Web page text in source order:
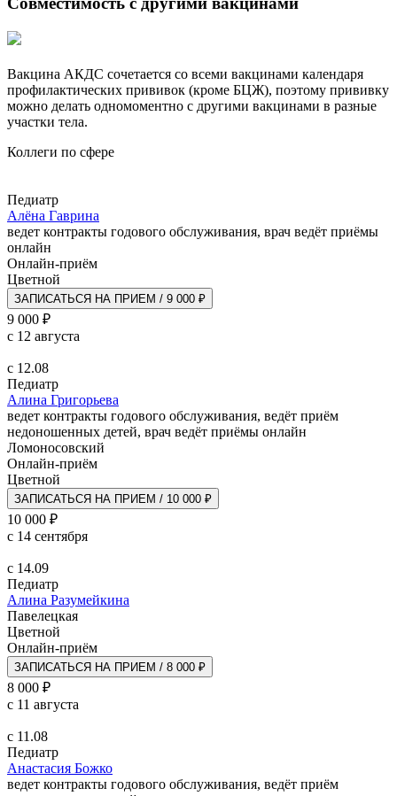
Вакцина АКДС сочетается со всеми вакцинами календаря
профилактических прививок (кроме БЦЖ), поэтому прививку
можно делать одномоментно с другими вакцинами в разные
участки тела.
Коллеги по сфере
Педиатр
Алёна Гаврина
ведет контракты годового обслуживания, врач ведёт приёмы
онлайн
Онлайн-приём
Цветной
ЗАПИСАТЬСЯ НА ПРИЕМ / 9 000 ₽
9 000 ₽
с 12 августа
с 12.08
Педиатр
Алина Григорьева
ведет контракты годового обслуживания, ведёт приём
недоношенных детей, врач ведёт приёмы онлайн
Ломоносовский
Онлайн-приём
Цветной
ЗАПИСАТЬСЯ НА ПРИЕМ / 10 000 ₽
10 000 ₽
с 14 сентября
с 14.09
Педиатр
Алина Разумейкина
Павелецкая
Цветной
Онлайн-приём
ЗАПИСАТЬСЯ НА ПРИЕМ / 8 000 ₽
8 000 ₽
с 11 августа
с 11.08
Педиатр
Анастасия Божко
ведет контракты годового обслуживания, ведёт приём